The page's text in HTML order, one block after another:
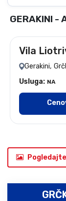
GERAKINI -
Vila
Gerakini,
Usluga: NA